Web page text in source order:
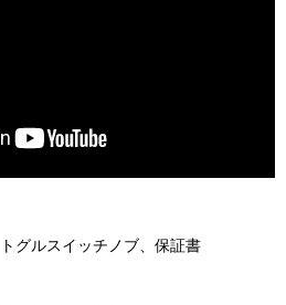
グルスイッチノブ、保証書